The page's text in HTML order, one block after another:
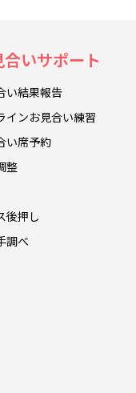
合いサポート
い結果報告
インお見合い練習
い席予約
整
後押し
調べ